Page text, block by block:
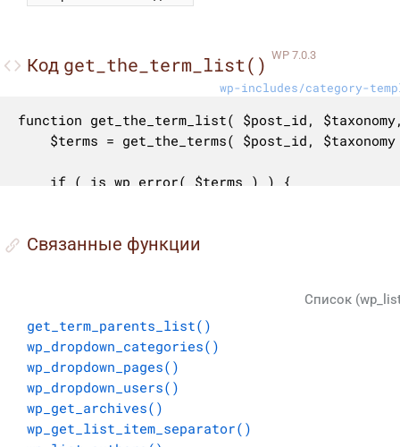
Код get_the_term_list() WP 7.0.3
wp-includes/category-
function get_the_term_list( $post_id,
	$links = array();
	foreach ( $terms as $term ) {
		$link = get_term_link( $term, $taxonomy );
		if ( is_wp_error( $link ) ) {
Cвязанные функции
Список
get_term_parents_list()
wp_dropdown_categories()
wp_dropdown_pages()
wp_dropdown_users()
wp_get_archives()
wp_get_list_item_separator()